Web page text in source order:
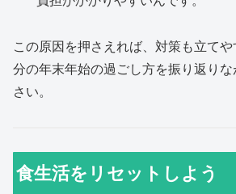
この原因を押さえれば、対策も立て
分の年末年始の過ごし方を振り返り
さい。
食生活をリセットしよう